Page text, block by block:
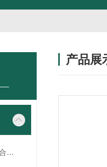
AcrelEMS轨道交通综合能效管理平台
产品展